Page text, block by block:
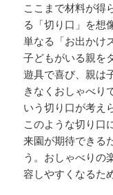
ここまで材料が得
る「切り口」を想
単なる「お出かけ
子どもがいる親を
遊具で喜び、親は
きなくおしゃべり
いう切り口が考え
このような切り口
来園が期待できる
う。おしゃべりの
容しやすくなるた